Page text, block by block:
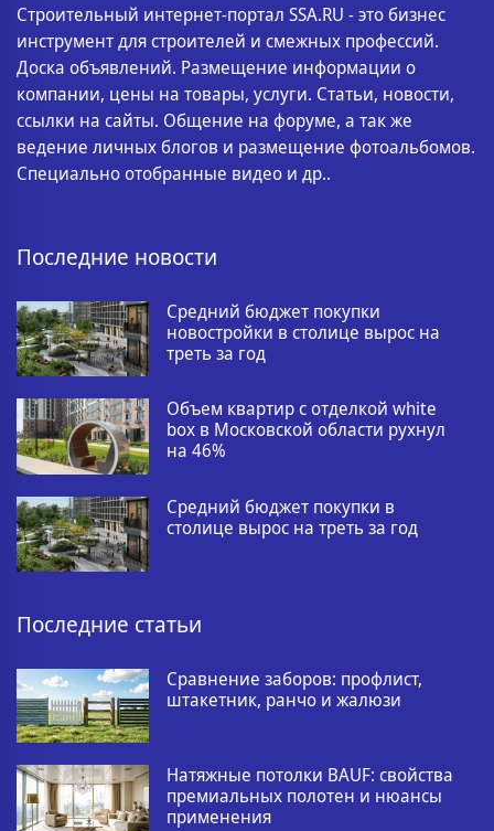
Строительный интернет-портал SSA.RU - это бизнес
инструмент для строителей и смежных профессий.
Доска объявлений. Размещение информации о
компании, цены на товары, услуги. Статьи, новости,
ссылки на сайты. Общение на форуме, а так же
ведение личных блогов и размещение фотоальбомов.
Специально отобранные видео и др..
Последние новости
Средний бюджет покупки
новостройки в столице вырос на
треть за год
Объем квартир с отделкой white
box в Московской области рухнул
на 46%
Средний бюджет покупки в
столице вырос на треть за год
Последние статьи
Сравнение заборов: профлист,
штакетник, ранчо и жалюзи
Натяжные потолки BAUF: свойства
премиальных полотен и нюансы
применения